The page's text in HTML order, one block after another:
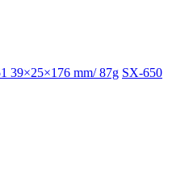
39×25×176 mm/ 87g SX-650